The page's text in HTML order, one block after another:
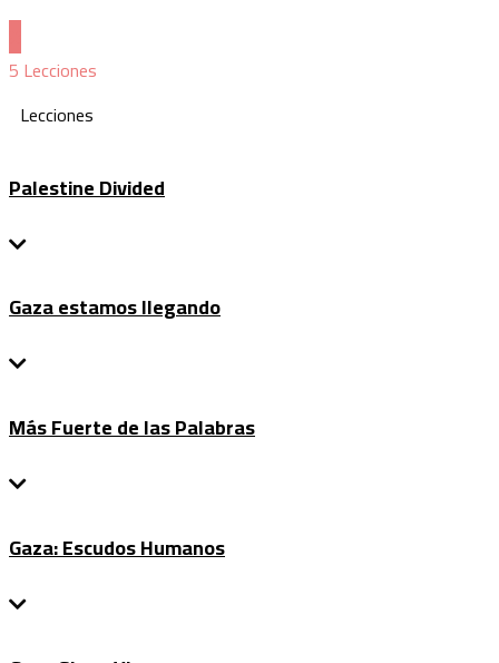
5 Lecciones
Lecciones
Palestine Divided
Gaza estamos llegando
Más Fuerte de las Palabras
Gaza: Escudos Humanos